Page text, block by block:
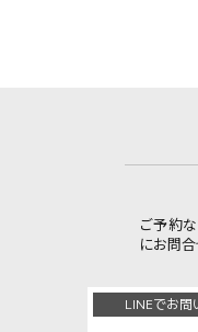
ご予約
にお問
LINEでお問